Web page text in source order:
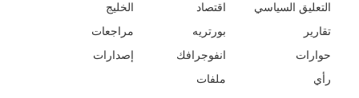
التعليق السياسي
تقارير
حوارات
رأي
اقتصاد
بورتريه
انفوجرافك
ملفات
الخليج
مراجعات
إصدارات